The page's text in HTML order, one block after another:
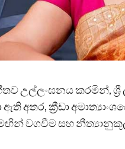
උල්ලංඝනය කරමින්, ශ්‍රී
අතර, ක්‍රීඩා
වගවීම සහ